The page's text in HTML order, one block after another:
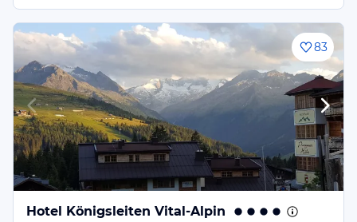
83
Hotel Königsleiten Vital-Alpin